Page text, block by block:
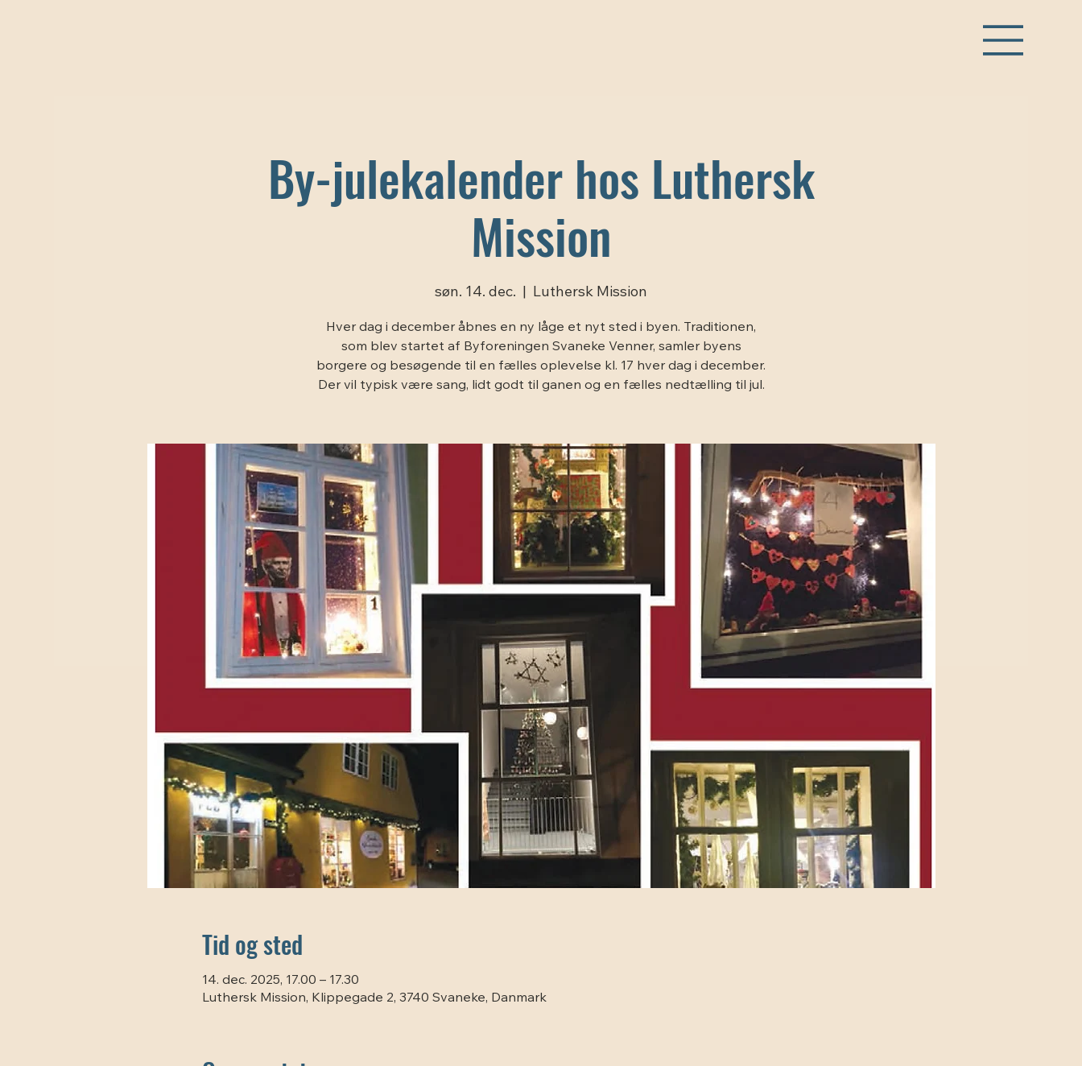
By-julekalender hos Luthersk
Mission
søn. 14. dec. Luthersk Mission
Hver dag i december åbnes en ny låge et nyt sted i byen. Traditionen,
som blev startet af Byforeningen Svaneke Venner, samler byens
borgere og besøgende til en fælles oplevelse kl. 17 hver dag i december.
Der vil typisk være sang, lidt godt til ganen og en fælles nedtælling til jul.
Tid og sted
14. dec. 2025, 17.00 – 17.30
Luthersk Mission, Klippegade 2, 3740 Svaneke, Danmark